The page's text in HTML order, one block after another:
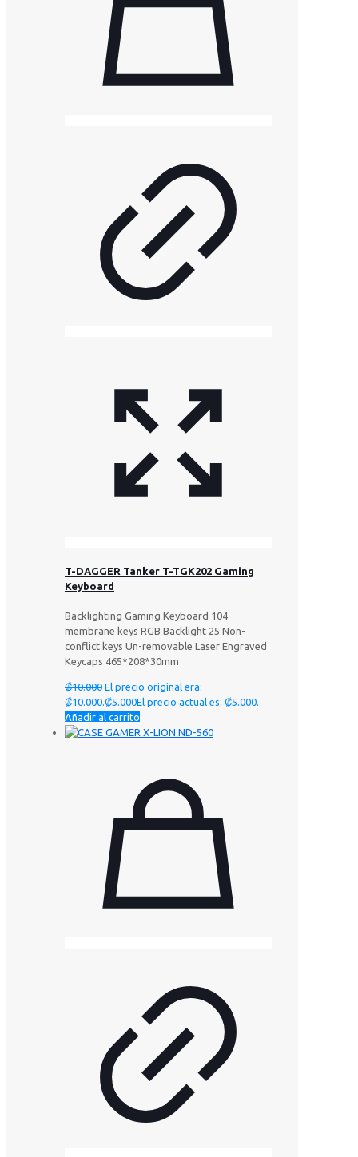
T-DAGGER Tanker T-TGK202 Gaming
Keyboard
Backlighting Gaming Keyboard 104
membrane keys RGB Backlight 25 Non-
conflict keys Un-removable Laser Engraved
Keycaps 465*208*30mm
₡10.000 El precio original era:
₡10.000. ₡5.000El precio actual es: ₡5.000.
Añadir al carrito